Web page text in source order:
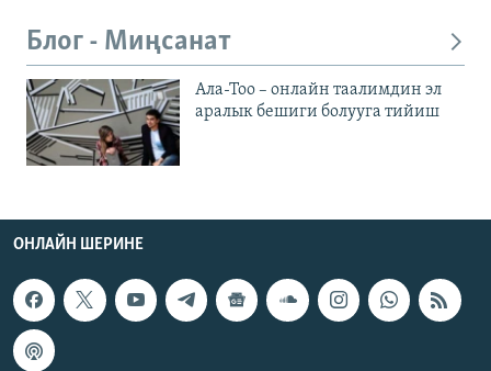
Блог - Миңсанат
Ала-Тоо – онлайн таалимдин эл
аралык бешиги болууга тийиш
ОНЛАЙН ШЕРИНЕ